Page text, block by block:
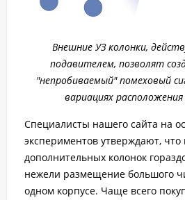
Внешние УЗ колонки,
подавителем, позволят
"непробиваемый" помеховый
вариациях расположения
Специалисты нашего сайта на
экспериментов утверждают, что
дополнительных колонок
нежели размещение большого
одном корпусе. Чаще всего